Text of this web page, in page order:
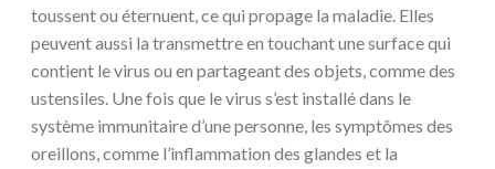
toussent ou éternuent, ce qui propage la maladie. Elles
peuvent aussi la transmettre en touchant une surface qui
contient le virus ou en partageant des objets, comme des
ustensiles. Une fois que le virus s’est installé dans le
système immunitaire d’une personne, les symptômes des
oreillons, comme l’inflammation des glandes et la